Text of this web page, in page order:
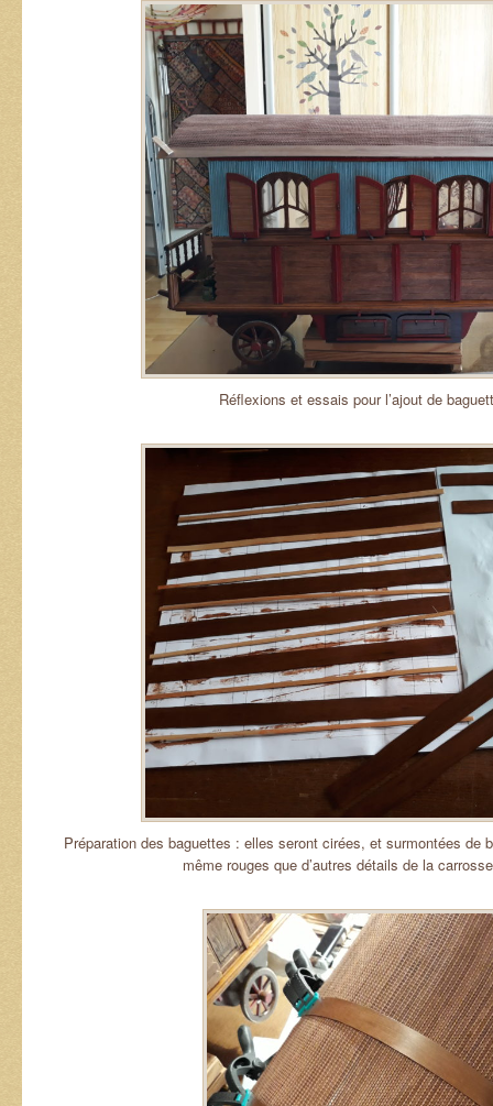
Réflexions et essais pour l’ajout de
Préparation des baguettes : elles seront cirées, et surmontées de
même rouges que d’autres détails de la